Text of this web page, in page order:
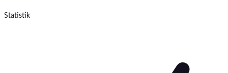
Statistik